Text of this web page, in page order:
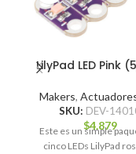
LilyPad LED Pink
Makers,
SKU: DEV-
$4.879
Este es un simple
cinco LEDs LilyPad